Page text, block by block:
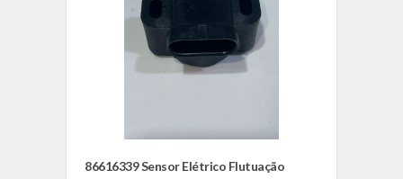
86616339 Sensor Elétrico Flutuação